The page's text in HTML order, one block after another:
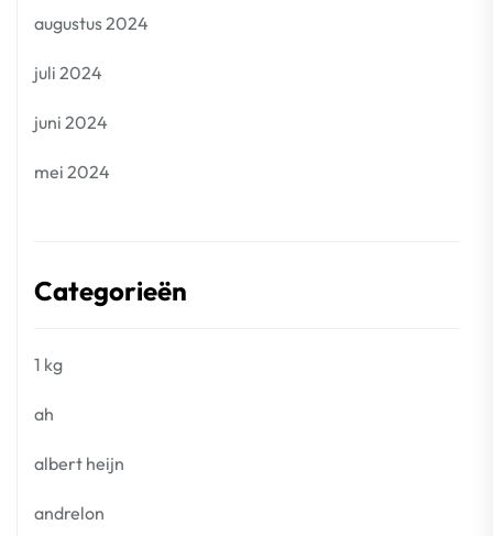
augustus 2024
juli 2024
juni 2024
mei 2024
Categorieën
1 kg
ah
albert heijn
andrelon